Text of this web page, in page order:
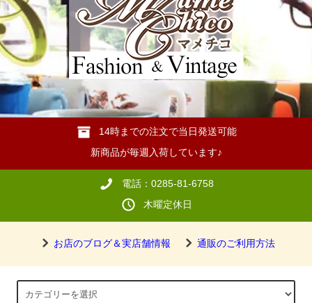
14時までの注文で当日発送可能
新商品が毎週入荷しています♪
電話：0285-81-6758
木曜定休日
お店のブログ＆実店舗情報 通販のご利用方法